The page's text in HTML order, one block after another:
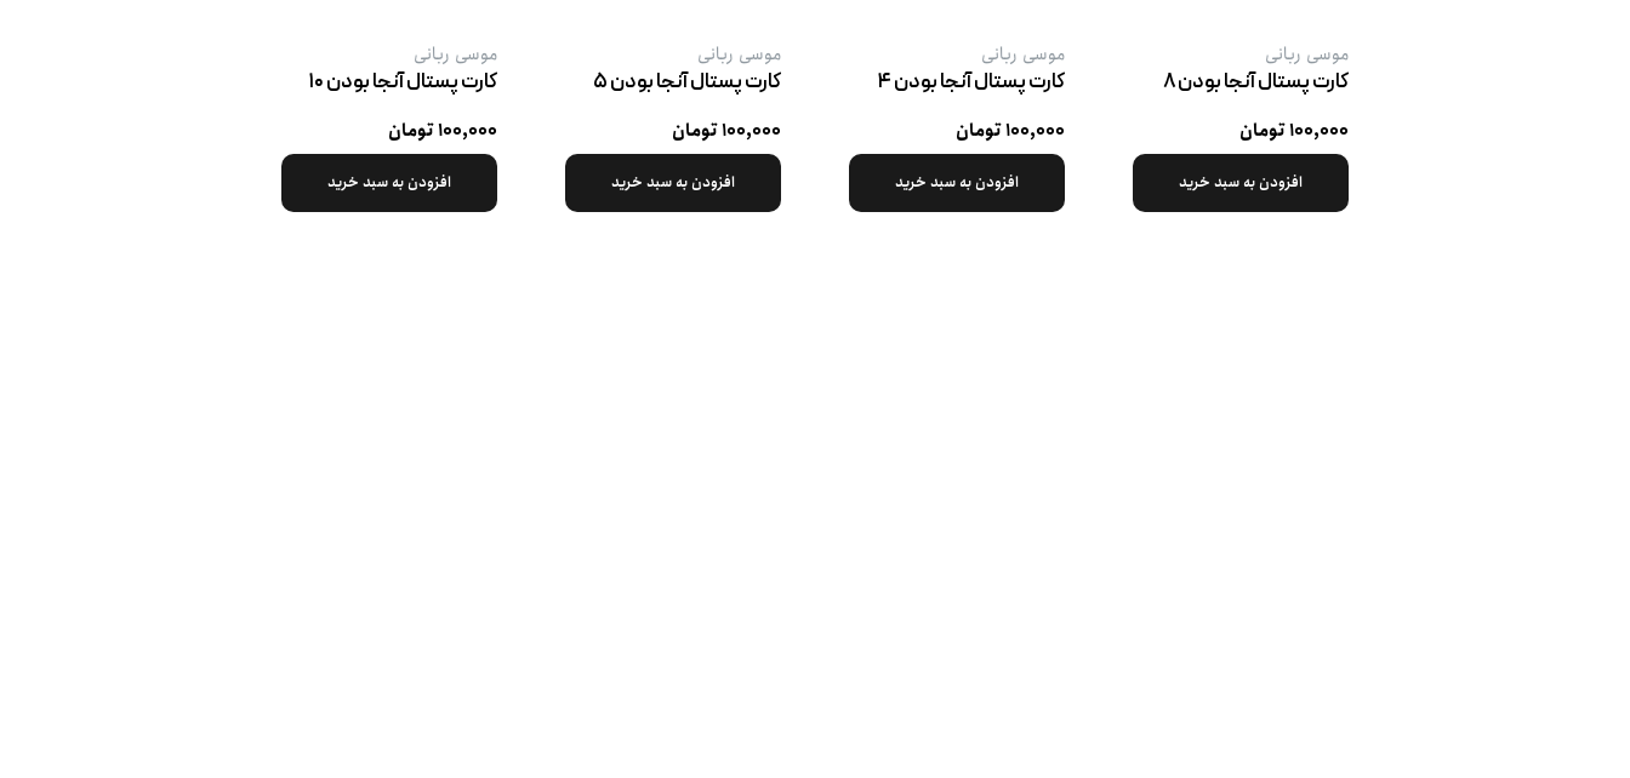
موسی ربانی
کارت پستال آنجا بودن ۸
۱۰۰,۰۰۰ تومان
افزودن به سبد خرید
موسی ربانی
کارت پستال آنجا بودن ۴
۱۰۰,۰۰۰ تومان
افزودن به سبد خرید
موسی ربانی
کارت پستال آنجا بودن ۵
۱۰۰,۰۰۰ تومان
افزودن به سبد خرید
موسی ربانی
کارت پستال آنجا بودن ۱۰
۱۰۰,۰۰۰ تومان
افزودن به سبد خرید